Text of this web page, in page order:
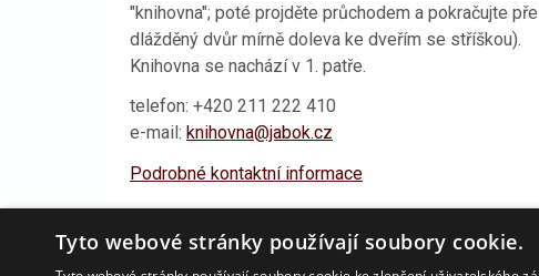
"knihovna"; poté projděte průchodem a pokračujte
dlážděný dvůr mírně doleva ke dveřím se stříškou).
Knihovna se nachází v 1. patře.
telefon: +420 211 222 410
e-mail: knihovna@jabok.cz
Podrobné kontaktní informace
24. 9. 2018 12:46
Tyto webové stránky používají soubory cookie.